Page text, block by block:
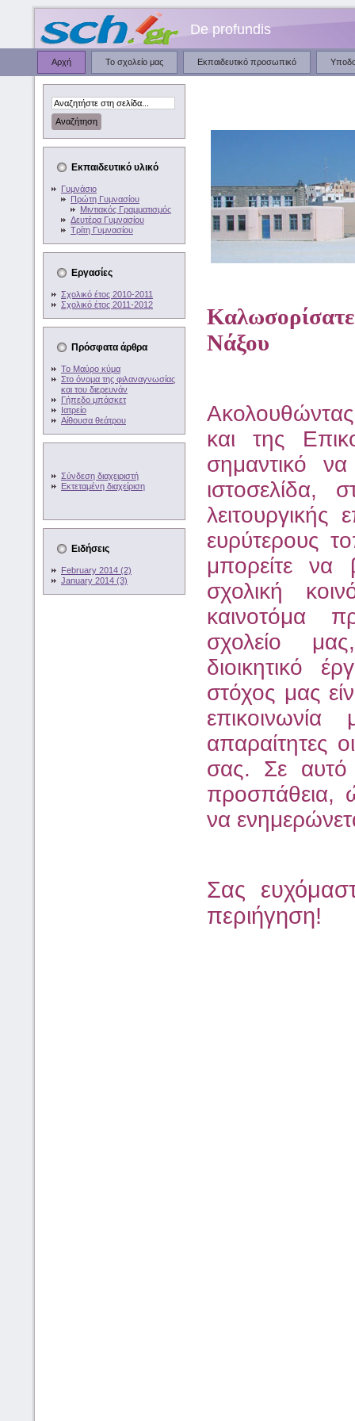
De profundis
Αρχή Το σχολείο μας Εκπαιδευτικό προσωπικό
Εκπαιδευτικό υλικό
Γυμνάσιο
Πρώτη Γυμνασίου
Μιντιακός Γραμματισμός
Δευτέρα Γυμνασίου
Τρίτη Γυμνασίου
Εργασίες
Σχολικό έτος 2010-2011
Σχολικό έτος 2011-2012
Πρόσφατα άρθρα
Το Μαύρο κύμα
Στο όνομα της φιλαναγνωσίας
και του διερευνάν
Γήπεδο μπάσκετ
Ιατρείο
Αίθουσα θεάτρου
Σύνδεση διαχειριστή
Εκτεταμένη διαχείριση
Ειδήσεις
February 2014 (2)
January 2014 (3)
Νάξου
και της
σημαντικό
ιστοσελίδα,
λειτουργικής
ευρύτερους
μπορείτε να
σχολική
καινοτόμα
σχολείο
διοικητικό
στόχος μας
απαραίτητες
σας. Σε αυτό
προσπάθεια,
να
Σας
περιήγηση!